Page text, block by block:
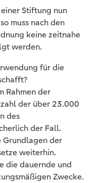
Stiftung nun
muss nach den
keine zeitnahe
werden.
für die
Rahmen der
der über 23.000
des
der Fall.
der
weiterhin.
die dauernde und
Zwecke.